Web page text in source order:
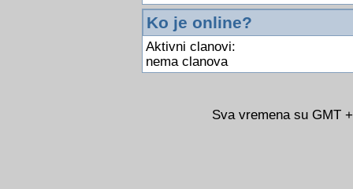
Ko je online?
Aktivni clanovi:
nema clanova
Sva vremena su GMT